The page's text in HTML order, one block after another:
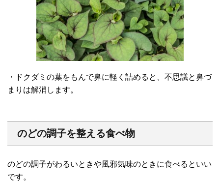
・ドクダミの葉をもんで鼻に軽く詰めると、不思議と鼻づ
まりは解消します。
のどの調子を整える食べ物
のどの調子がわるいときや風邪気味のときに食べるといい
です。